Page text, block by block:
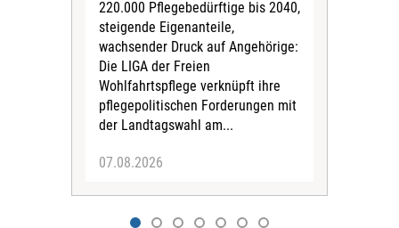
220.000 Pflegebedürftige bis 2040,
steigende Eigenanteile,
wachsender Druck auf Angehörige:
Die LIGA der Freien
Wohlfahrtspflege verknüpft ihre
pflegepolitischen Forderungen mit
der Landtagswahl am...
07.08.2026